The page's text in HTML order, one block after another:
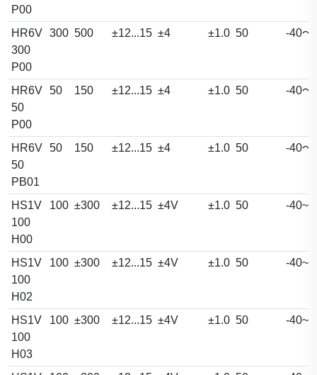
P00
HR6V
300
P00
300 500 ±12...15 ±4 ±1.0 50 -40～
HR6V
50
P00
50 150 ±12...15 ±4 ±1.0 50 -40～
HR6V
50
PB01
50 150 ±12...15 ±4 ±1.0 50 -40～
HS1V
100
H00
100 ±300 ±12...15 ±4V ±1.0 50 -
HS1V
100
H02
100 ±300 ±12...15 ±4V ±1.0 50 -
HS1V
100
H03
100 ±300 ±12...15 ±4V ±1.0 50 -